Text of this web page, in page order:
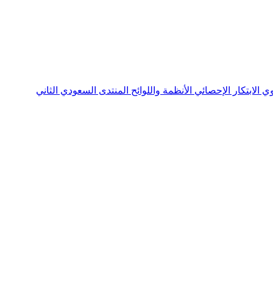
الابتكار الإحصائي الأنظمة واللوائح المنتدى السعودي الثاني